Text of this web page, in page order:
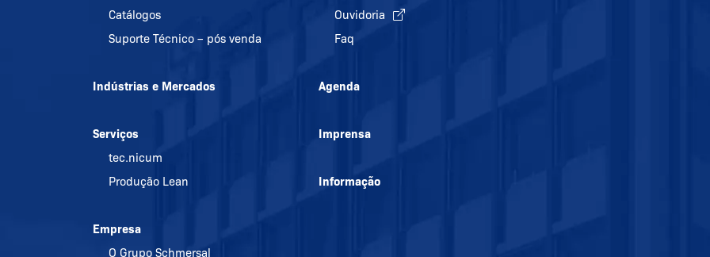
Catálogos
Suporte Técnico – pós venda
Indústrias e Mercados
Serviços
tec.nicum
Produção Lean
Empresa
O Grupo Schmersal
Ouvidoria
Faq
Agenda
Imprensa
Informação